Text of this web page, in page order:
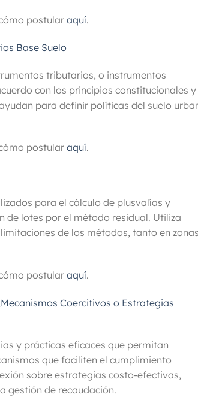
postular aquí.
Base Suelo
tributarios, o instrumentos
con los principios constitucionales y
para definir políticas del suelo
postular aquí.
para el cálculo de plusvalías y
de lotes por el método residual. Utiliza
de los métodos, tanto en
postular aquí.
Coercitivos o Estrategias
y prácticas eficaces que permitan
que faciliten el cumplimiento
sobre estrategias costo-efectivas,
gestión de recaudación.